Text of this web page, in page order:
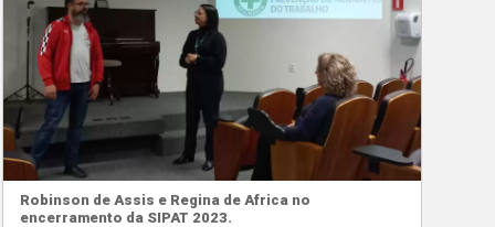
Robinson de Assis e Regina de Africa no
encerramento da SIPAT 2023.